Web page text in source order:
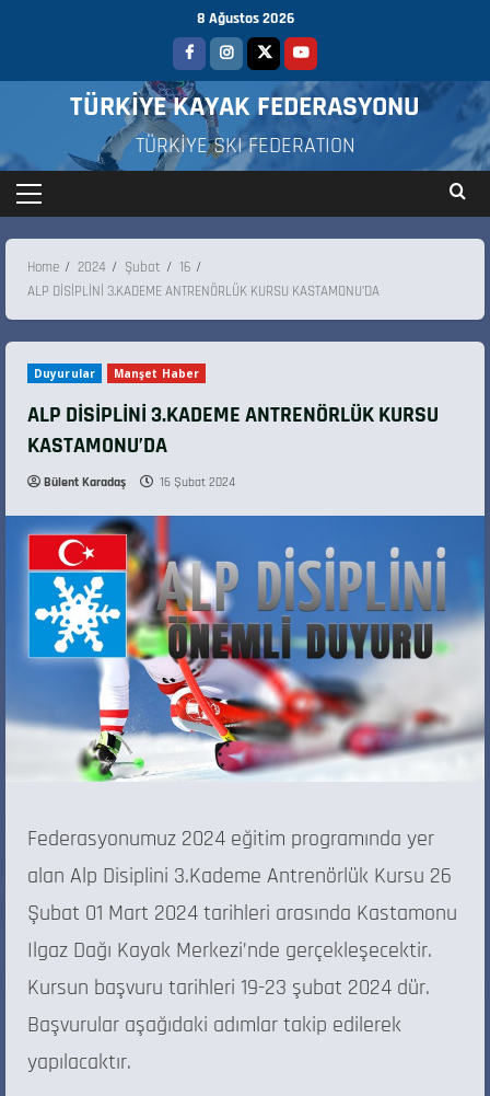
8 Ağustos 2026
TÜRKİYE KAYAK FEDERASYONU
TÜRKİYE SKI FEDERATION
Home 2024 Şubat
16
ALP DİSİPLİNİ 3.KADEME ANTRENÖRLÜK KURSU KASTAMONU’DA
Duyurular Manşet Haber
ALP DİSİPLİNİ 3.KADEME ANTRENÖRLÜK KURSU
KASTAMONU’DA
Bülent Karadaş 16 Şubat 2024
Federasyonumuz 2024 eğitim programında yer
alan Alp Disiplini 3.Kademe Antrenörlük Kursu 26
Şubat 01 Mart 2024 tarihleri arasında Kastamonu
Ilgaz Dağı Kayak Merkezi’nde gerçekleşecektir.
Kursun başvuru tarihleri 19-23 şubat 2024 dür.
Başvurular aşağıdaki adımlar takip edilerek
yapılacaktır.